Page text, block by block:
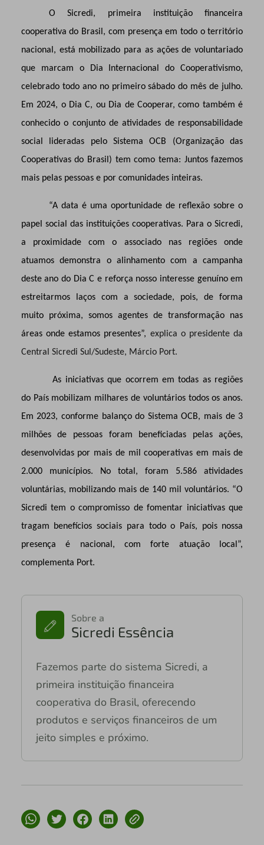
O Sicredi, primeira instituição financeira
cooperativa do Brasil, com presença em todo o território
nacional, está mobilizado para as ações de voluntariado
que marcam o Dia
Internacional do Cooperativismo,
celebrado todo ano no primeiro sábado do mês de julho.
Em 2024, o Dia C, ou Dia de Cooperar, como também é
conhecido o conjunto de atividades de responsabilidade
social lideradas pelo Sistema OCB (Organização das
Cooperativas do Brasil) tem como tema: Juntos fazemos
mais pelas pessoas e por comunidades inteiras.
“A data é uma oportunidade de reflexão sobre o
papel social das instituições cooperativas. Para o Sicredi,
a proximidade com o associado nas regiões onde
atuamos demonstra o alinhamento com a campanha
deste ano do Dia C e reforça nosso interesse genuíno em
estreitarmos laços com a sociedade, pois, de forma
muito próxima, somos agentes de transformação nas
áreas onde estamos presentes”, explica o presidente da
Central Sicredi Sul/Sudeste, Márcio Port.
As iniciativas que ocorrem em todas as regiões
do País mobilizam milhares de voluntários todos os anos.
Em 2023, conforme balanço do Sistema OCB, mais de 3
milhões de pessoas foram beneficiadas pelas ações,
desenvolvidas por mais de mil cooperativas em mais de
2.000 municípios. No total, foram 5.586 atividades
voluntárias, mobilizando mais de 140 mil voluntários. “O
Sicredi tem o compromisso de fomentar iniciativas que
tragam benefícios sociais para todo o País, pois nossa
presença é nacional, com forte atuação local”,
complementa Port.
Sobre a
Sicredi Essência
Fazemos parte do sistema Sicredi, a
primeira instituição financeira
cooperativa do Brasil, oferecendo
produtos e serviços financeiros de um
jeito simples e próximo.